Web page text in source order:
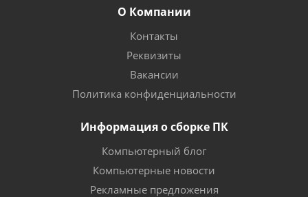
О Компании
Контакты
Реквизиты
Вакансии
Политика конфиденциальности
Информация о сборке ПК
Компьютерный блог
Компьютерные новости
Рекламные предложения